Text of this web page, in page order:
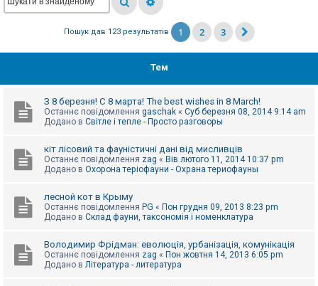
т
р
я
е
и
з
е
Пошук дав 123 результатів 1 2 3
Тем
З 8 березня! С 8 марта! The best wishes in 8 March!
Останнє повідомлення gaschak « Суб березня 08, 2014 9:14 am
Додано в Світле і тепле - Просто разговоры
кіт лісовий та фауністичні дані від мисливців
Останнє повідомлення zag « Вів лютого 11, 2014 10:37 pm
Додано в Охорона теріофауни - Охрана териофауны
лесной кот в Крыму
Останнє повідомлення PG « Пон грудня 09, 2013 8:23 pm
Додано в Склад фауни, таксономія і номенклатура
Володимир Фрідман: еволюція, урбанізація, комунікація
Останнє повідомлення zag « Пон жовтня 14, 2013 6:05 pm
Додано в Література - литература